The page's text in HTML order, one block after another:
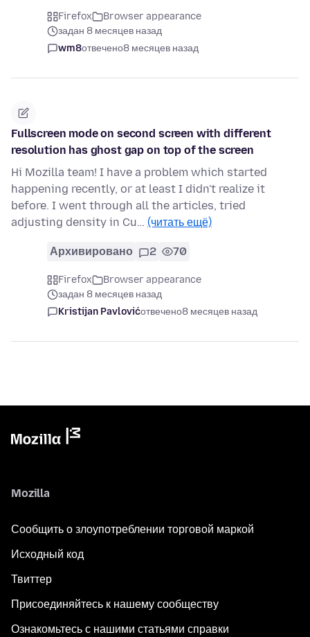
Firefox
Browser appearance
задан 8 месяцев назад
wm8отвечено8 месяцев назад
Fullscreen mode on second screen with different
resolution has ghost gap on top of the screen
Hi Mozilla team! I have a problem which started
happening recently, or at least I didn't realize it
before. I went through all the articles, tried
adjusting density in Cu… (читать ещё)
Архивировано 2 70
Firefox
Browser appearance
задан 8 месяцев назад
Kristijan Pavlovićотвечено8 месяцев назад
Mozilla
Сообщить о злоупотреблении торговой маркой
Исходный код
Твиттер
Присоединяйтесь к нашему сообществу
Ознакомьтесь с нашими статьями справки